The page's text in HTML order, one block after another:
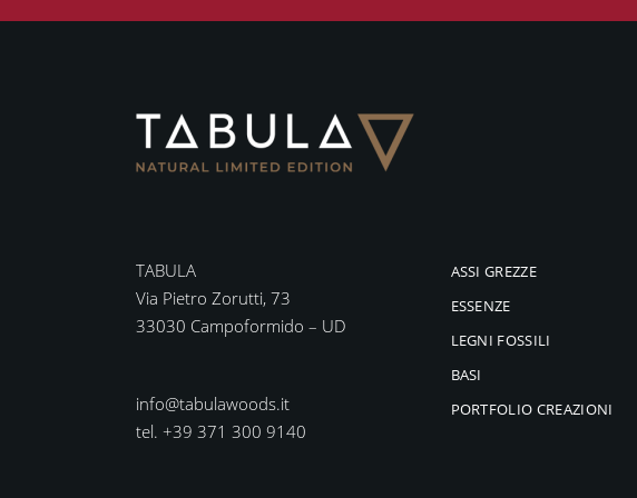
TABULA
Via Pietro Zorutti, 73
33030 Campoformido – UD
info@tabulawoods.it
tel. +39 371 300 9140
ASSI GREZZE
ESSENZE
LEGNI FOSSILI
BASI
PORTFOLIO CREAZIONI